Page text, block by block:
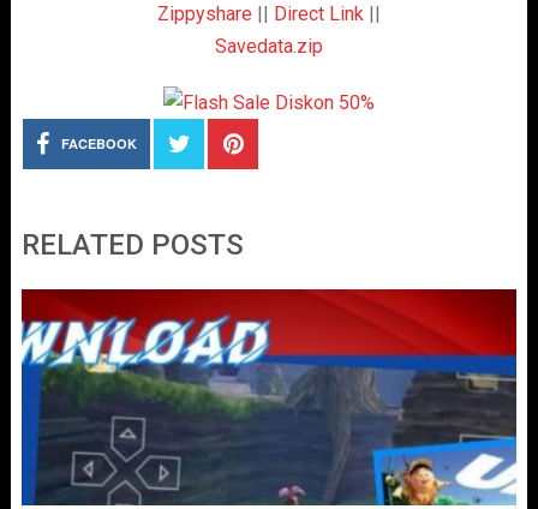
Zippyshare || Direct Link ||
Savedata.zip
FACEBOOK
RELATED POSTS